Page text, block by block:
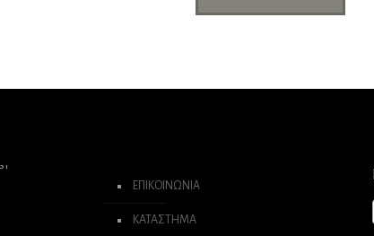
ΕΠΙΚΟΙΝΩΝΙΑ
ΚΑΤΑΣΤΗΜΑ